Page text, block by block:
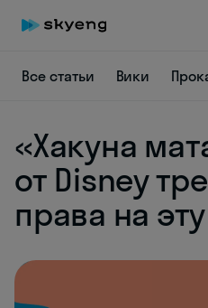
Все статьи Вики
«Хакуна
от Disney
права на
online